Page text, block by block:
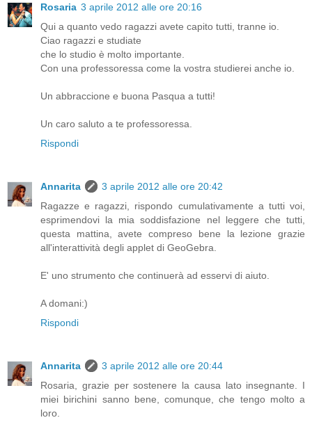
Rosaria 3 aprile 2012 alle ore 20:16
Qui a quanto vedo ragazzi avete capito tutti, tranne io.
Ciao ragazzi e studiate
che lo studio è molto importante.
Con una professoressa come la vostra studierei anche io.
Un abbraccione e buona Pasqua a tutti!
Un caro saluto a te professoressa.
Rispondi
Annarita
3 aprile 2012 alle ore 20:42
Ragazze e ragazzi, rispondo cumulativamente a tutti voi,
esprimendovi la mia soddisfazione nel leggere che tutti,
questa mattina, avete compreso bene la lezione grazie
all'interattività degli applet di GeoGebra.
E' uno strumento che continuerà ad esservi di aiuto.
A domani:)
Rispondi
Annarita
3 aprile 2012 alle ore 20:44
Rosaria, grazie per sostenere la causa lato insegnante. I
miei birichini sanno bene, comunque, che tengo molto a
loro.